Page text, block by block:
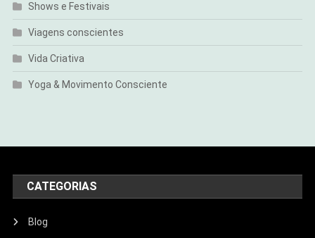
Shows e Festivais
Viagens conscientes
Vida Criativa
Yoga & Movimento Consciente
CATEGORIAS
Blog